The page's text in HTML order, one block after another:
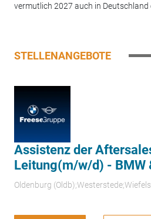
vermutlich 2027 auch in Deutschland
STELLENANGEBOTE
Assistenz der
Leitung(m/w/d) - BMW
Oldenburg